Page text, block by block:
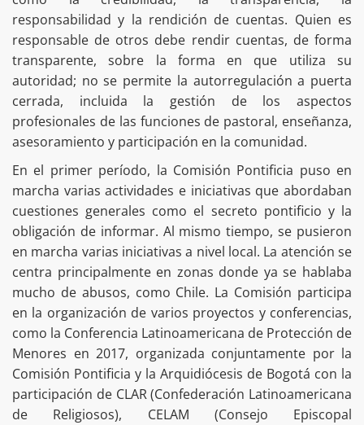
responsabilidad y la rendición de cuentas. Quien es
responsable de otros debe rendir cuentas, de forma
transparente, sobre la forma en que utiliza su
autoridad; no se permite la autorregulación a puerta
cerrada, incluida la gestión de los aspectos
profesionales de las funciones de pastoral, enseñanza,
asesoramiento y participación en la comunidad.
En el primer período, la Comisión Pontificia puso en
marcha varias actividades e iniciativas que abordaban
cuestiones generales como el secreto pontificio y la
obligación de informar. Al mismo tiempo, se pusieron
en marcha varias iniciativas a nivel local. La atención se
centra principalmente en zonas donde ya se hablaba
mucho de abusos, como Chile. La Comisión participa
en la organización de varios proyectos y conferencias,
como la Conferencia Latinoamericana de Protección de
Menores en 2017, organizada conjuntamente por la
Comisión Pontificia y la Arquidiócesis de Bogotá con la
participación de CLAR (Confederación Latinoamericana
de Religiosos), CELAM (Consejo Episcopal